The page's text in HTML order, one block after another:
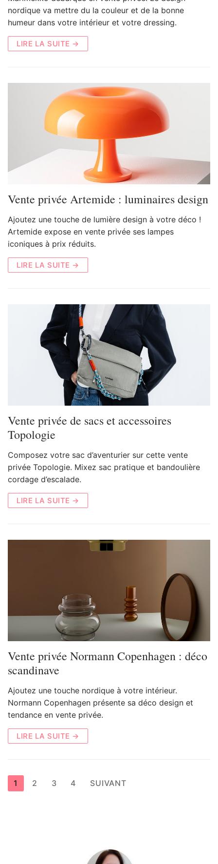
nordique va mettre du la couleur et de la bonne
humeur dans votre intérieur et votre dressing.
LIRE LA SUITE →
Vente privée Artemide : luminaires design
Ajoutez une touche de lumière design à votre déco !
Artemide expose en vente privée ses lampes
iconiques à prix réduits.
LIRE LA SUITE →
Vente privée de sacs et accessoires
Topologie
Composez votre sac d’aventurier sur cette vente
privée Topologie. Mixez sac pratique et bandoulière
cordage d’escalade.
LIRE LA SUITE →
Vente privée Normann Copenhagen : déco
scandinave
Ajoutez une touche nordique à votre intérieur.
Normann Copenhagen présente sa déco design et
tendance en vente privée.
LIRE LA SUITE →
Pagination
des
1 2 3 4 SUIVANT